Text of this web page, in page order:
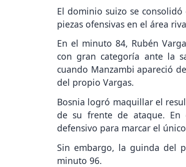
El dominio suizo se
piezas ofensivas en el área
En el minuto 84, Rubén
con gran categoría ante la
cuando Manzambi apareció
del propio Vargas.
Bosnia logró maquillar el
de su frente de ataque. En
defensivo para marcar el
Sin embargo, la guinda del
minuto 96.